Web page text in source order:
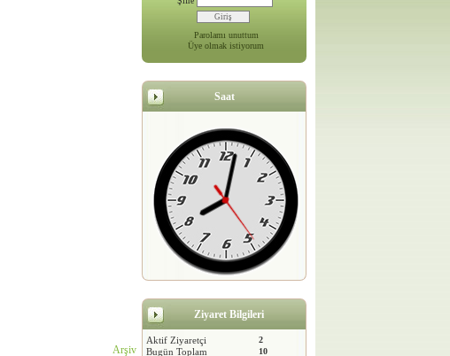
Arşiv
Parolamı unuttum
Üye olmak istiyorum
Saat
Ziyaret Bilgileri
Aktif Ziyaretçi 2
Bugün Toplam 10